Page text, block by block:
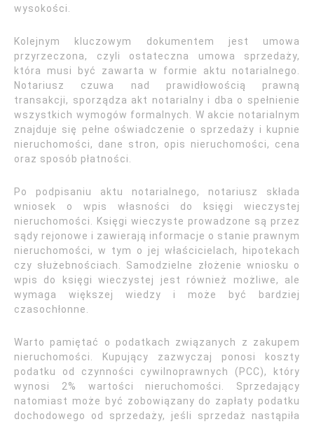
wysokości.
Kolejnym kluczowym dokumentem jest umowa
przyrzeczona, czyli ostateczna umowa sprzedaży,
która musi być zawarta w formie aktu notarialnego.
Notariusz czuwa nad prawidłowością prawną
transakcji, sporządza akt notarialny i dba o spełnienie
wszystkich wymogów formalnych. W akcie notarialnym
znajduje się pełne oświadczenie o sprzedaży i kupnie
nieruchomości, dane stron, opis nieruchomości, cena
oraz sposób płatności.
Po podpisaniu aktu notarialnego, notariusz składa
wniosek o wpis własności do księgi wieczystej
nieruchomości. Księgi wieczyste prowadzone są przez
sądy rejonowe i zawierają informacje o stanie prawnym
nieruchomości, w tym o jej właścicielach, hipotekach
czy służebnościach. Samodzielne złożenie wniosku o
wpis do księgi wieczystej jest również możliwe, ale
wymaga większej wiedzy i może być bardziej
czasochłonne.
Warto pamiętać o podatkach związanych z zakupem
nieruchomości. Kupujący zazwyczaj ponosi koszty
podatku od czynności cywilnoprawnych (PCC), który
wynosi 2% wartości nieruchomości. Sprzedający
natomiast może być zobowiązany do zapłaty podatku
dochodowego od sprzedaży, jeśli sprzedaż nastąpiła